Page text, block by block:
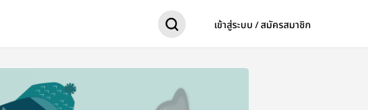
เข้าสู่ระบบ / สมัครสมาชิก